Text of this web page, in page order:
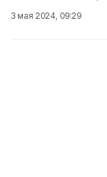
3 мая 2024, 09:29